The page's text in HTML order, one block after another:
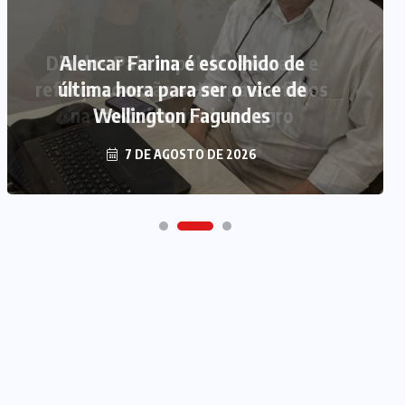
Alencar Farina é escolhido de
última hora para ser o vice de
Wellington Fagundes
7 DE AGOSTO DE 2026